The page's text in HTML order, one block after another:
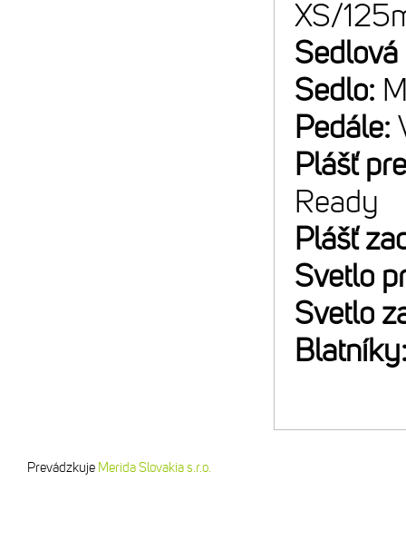
XS/
Sedlo:
Pedále:
Plášť
Ready
Plášť
Svetlo
Svetlo
Prevádzkuje Merida Slovakia s.r.o.